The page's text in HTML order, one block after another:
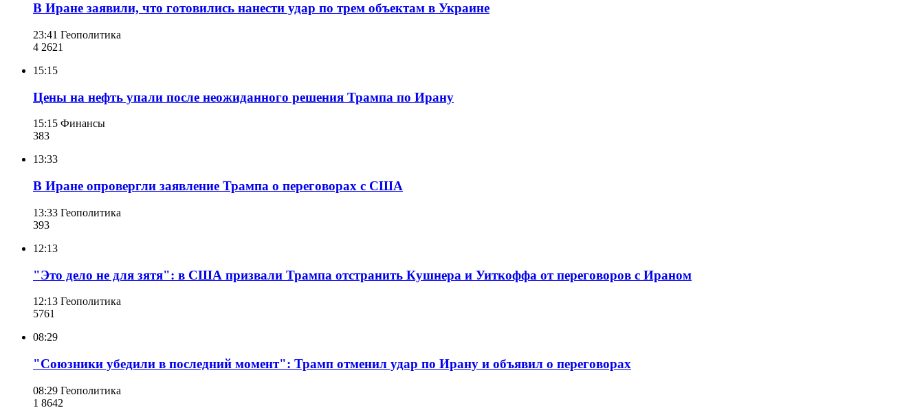
В Иране заявили, что готовились нанести удар по трем объектам в Украине
23:41 Геополитика
4 2621
15:15
Цены на нефть упали после неожиданного решения Трампа по Ирану
15:15 Финансы
383
13:33
В Иране опровергли заявление Трампа о переговорах с США
13:33 Геополитика
393
12:13
"Это дело не для зятя": в США призвали Трампа отстранить Кушнера и Уиткоффа от переговоров с Ираном
12:13 Геополитика
5761
08:29
"Союзники убедили в последний момент": Трамп отменил удар по Ирану и объявил о переговорах
08:29 Геополитика
1 8642